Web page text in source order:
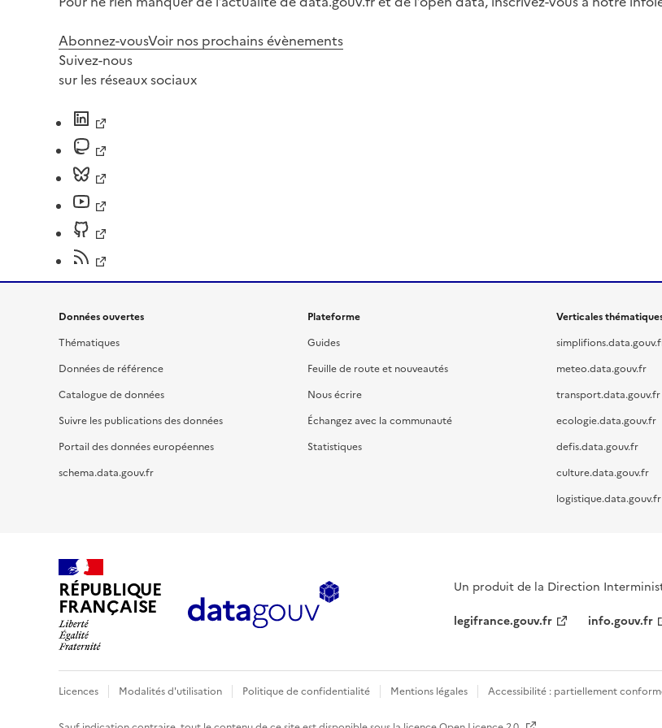
Abonnez-vousVoir nos prochains évènements
Suivez-nous
sur les réseaux sociaux
Données ouvertes
Thématiques
Données de référence
Catalogue de données
Suivre les publications des données
Portail des données européennes
schema.data.gouv.fr
Plateforme
Guides
Feuille de route et nouveautés
Nous écrire
Échangez avec la communauté
Statistiques
Verticales
meteo.data.gouv.fr
transport.data.gouv.fr
ecologie.data.gouv.fr
defis.data.gouv.fr
culture.data.gouv.fr
logistique.data.gouv.fr
RÉPUBLIQUE
FRANÇAISE
Un produit de la Direction
legifrance.gouv.fr
info.gouv.fr
Licences Modalités d'utilisation Politique de confidentialité Mentions légales Accessibilité : partiellement